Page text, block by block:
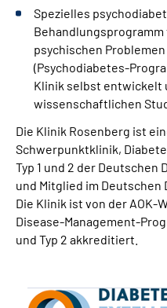
Spezielles
psychischen
(Psychodiabetes-
Klinik selbst entwickelt
wissenschaftlichen
Die Klinik Rosenberg ist
Schwerpunktklinik,
Typ 1 und 2 der Deutschen
und Mitglied im Deutschen
Die Klinik ist von der AOK-
Disease-Management-
und Typ 2 akkreditiert.